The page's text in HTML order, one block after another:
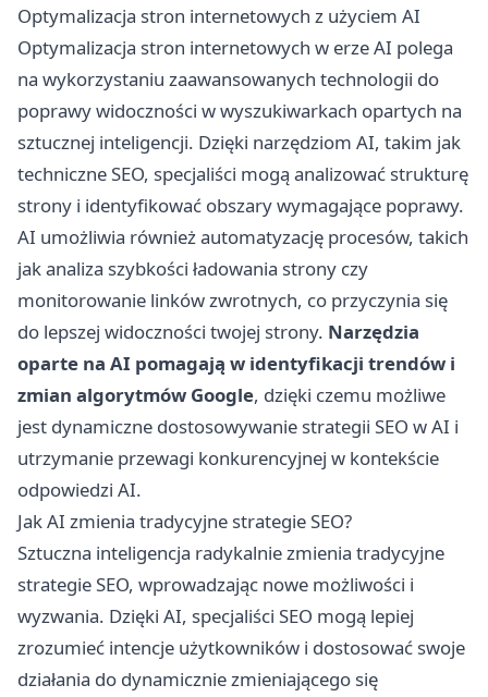
Optymalizacja stron internetowych z użyciem AI
Optymalizacja stron internetowych w erze AI polega
na wykorzystaniu zaawansowanych technologii do
poprawy widoczności w wyszukiwarkach opartych na
sztucznej inteligencji. Dzięki narzędziom AI, takim jak
techniczne SEO, specjaliści mogą analizować strukturę
strony i identyfikować obszary wymagające poprawy.
AI umożliwia również automatyzację procesów, takich
jak analiza szybkości ładowania strony czy
monitorowanie linków zwrotnych, co przyczynia się
do lepszej widoczności twojej strony. Narzędzia
oparte na AI pomagają w identyfikacji trendów i
zmian algorytmów Google, dzięki czemu możliwe
jest dynamiczne dostosowywanie strategii SEO w AI i
utrzymanie przewagi konkurencyjnej w kontekście
odpowiedzi AI.
Jak AI zmienia tradycyjne strategie SEO?
Sztuczna inteligencja radykalnie zmienia tradycyjne
strategie SEO, wprowadzając nowe możliwości i
wyzwania. Dzięki AI, specjaliści SEO mogą lepiej
zrozumieć intencje użytkowników i dostosować swoje
działania do dynamicznie zmieniającego się